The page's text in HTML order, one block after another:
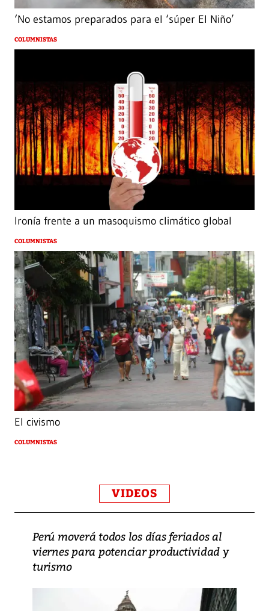
‘No estamos preparados para el ‘súper El Niño’
COLUMNISTAS
Ironía frente a un masoquismo climático global
COLUMNISTAS
El civismo
COLUMNISTAS
VIDEOS
Perú moverá todos los días feriados al
viernes para potenciar productividad y
turismo